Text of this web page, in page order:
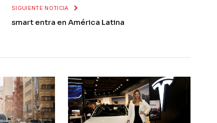
SIGUIENTE NOTICIA
smart entra en América Latina